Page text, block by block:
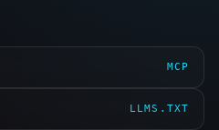
MCP
LLMS.TXT